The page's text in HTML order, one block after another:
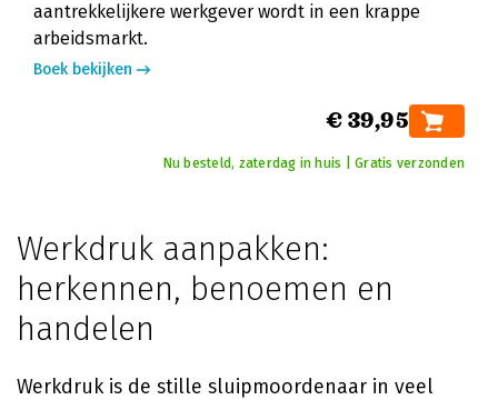
aantrekkelijkere werkgever wordt in een krappe
arbeidsmarkt.
Boek bekijken
€ 39,95
Nu besteld, zaterdag in huis | Gratis verzonden
Werkdruk aanpakken:
herkennen, benoemen en
handelen
Werkdruk is de stille sluipmoordenaar in veel